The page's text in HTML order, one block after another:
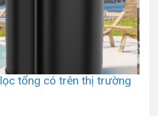
tổng có trên thị trường